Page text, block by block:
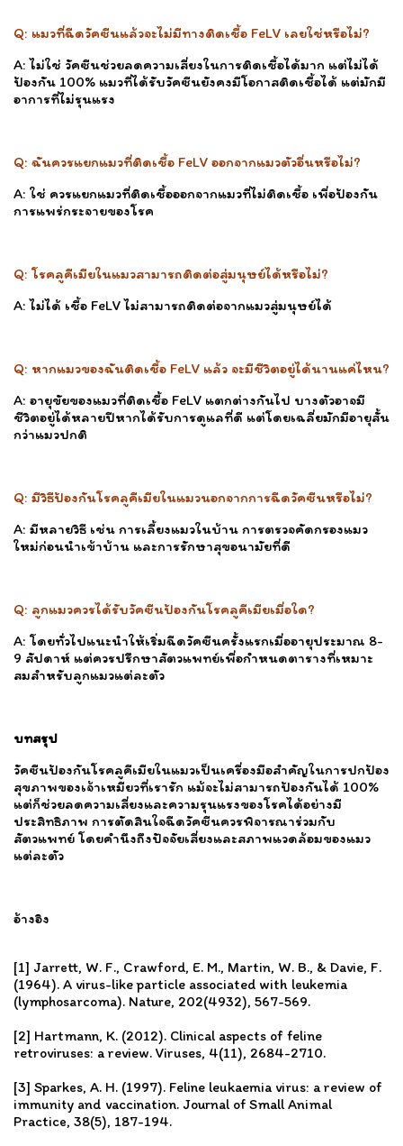
Q: แมวที่ฉีดวัคซีนแล้วจะไม่มีทางติดเชื้อ FeLV เลยใช่หรือไม่?
A: ไม่ใช่ วัคซีนช่วยลดความเสี่ยงในการติดเชื้อได้มาก แต่ไม่ได้
ป้องกัน 100% แมวที่ได้รับวัคซีนยังคงมีโอกาสติดเชื้อได้ แต่มักมี
อาการที่ไม่รุนแรง
Q: ฉันควรแยกแมวที่ติดเชื้อ FeLV ออกจากแมวตัวอื่นหรือไม่?
A: ใช่ ควรแยกแมวที่ติดเชื้อออกจากแมวที่ไม่ติดเชื้อ เพื่อป้องกัน
การแพร่กระจายของโรค
Q: โรคลูคีเมียในแมวสามารถติดต่อสู่มนุษย์ได้หรือไม่?
A: ไม่ได้ เชื้อ FeLV ไม่สามารถติดต่อจากแมวสู่มนุษย์ได้
Q: หากแมวของฉันติดเชื้อ FeLV แล้ว จะมีชีวิตอยู่ได้นานแค่ไหน?
A: อายุขัยของแมวที่ติดเชื้อ FeLV แตกต่างกันไป บางตัวอาจมี
ชีวิตอยู่ได้หลายปีหากได้รับการดูแลที่ดี แต่โดยเฉลี่ยมักมีอายุสั้น
กว่าแมวปกติ
Q: มีวิธีป้องกันโรคลูคีเมียในแมวนอกจากการฉีดวัคซีนหรือไม่?
A: มีหลายวิธี เช่น การเลี้ยงแมวในบ้าน การตรวจคัดกรองแมว
ใหม่ก่อนนำเข้าบ้าน และการรักษาสุขอนามัยที่ดี
Q: ลูกแมวควรได้รับวัคซีนป้องกันโรคลูคีเมียเมื่อใด?
A: โดยทั่วไปแนะนำให้เริ่มฉีดวัคซีนครั้งแรกเมื่ออายุประมาณ 8-
9 สัปดาห์ แต่ควรปรึกษาสัตวแพทย์เพื่อกำหนดตารางที่เหมาะ
สมสำหรับลูกแมวแต่ละตัว
บทสรุป
วัคซีนป้องกันโรคลูคีเมียในแมวเป็นเครื่องมือสำคัญในการปกป้อง
สุขภาพของเจ้าเหมียวที่เรารัก แม้จะไม่สามารถป้องกันได้ 100%
แต่ก็ช่วยลดความเสี่ยงและความรุนแรงของโรคได้อย่างมี
ประสิทธิภาพ การตัดสินใจฉีดวัคซีนควรพิจารณาร่วมกับ
สัตวแพทย์ โดยคำนึงถึงปัจจัยเสี่ยงและสภาพแวดล้อมของแมว
แต่ละตัว
อ้างอิง
[1] Jarrett, W. F., Crawford, E. M., Martin, W. B., & Davie, F.
(1964). A virus-like particle associated with leukemia
(lymphosarcoma). Nature, 202(4932), 567-569.
[2] Hartmann, K. (2012). Clinical aspects of feline
retroviruses: a review. Viruses, 4(11), 2684-2710.
[3] Sparkes, A. H. (1997). Feline leukaemia virus: a review of
immunity and vaccination. Journal of Small Animal
Practice, 38(5), 187-194.